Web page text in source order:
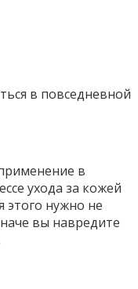
в повседневной
в
ухода за кожей
этого нужно не
вы навредите